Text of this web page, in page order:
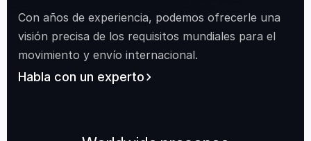
Con años de experiencia, podemos ofrecerle una
visión precisa de los requisitos mundiales para el
movimiento y envío internacional.
Habla con un experto